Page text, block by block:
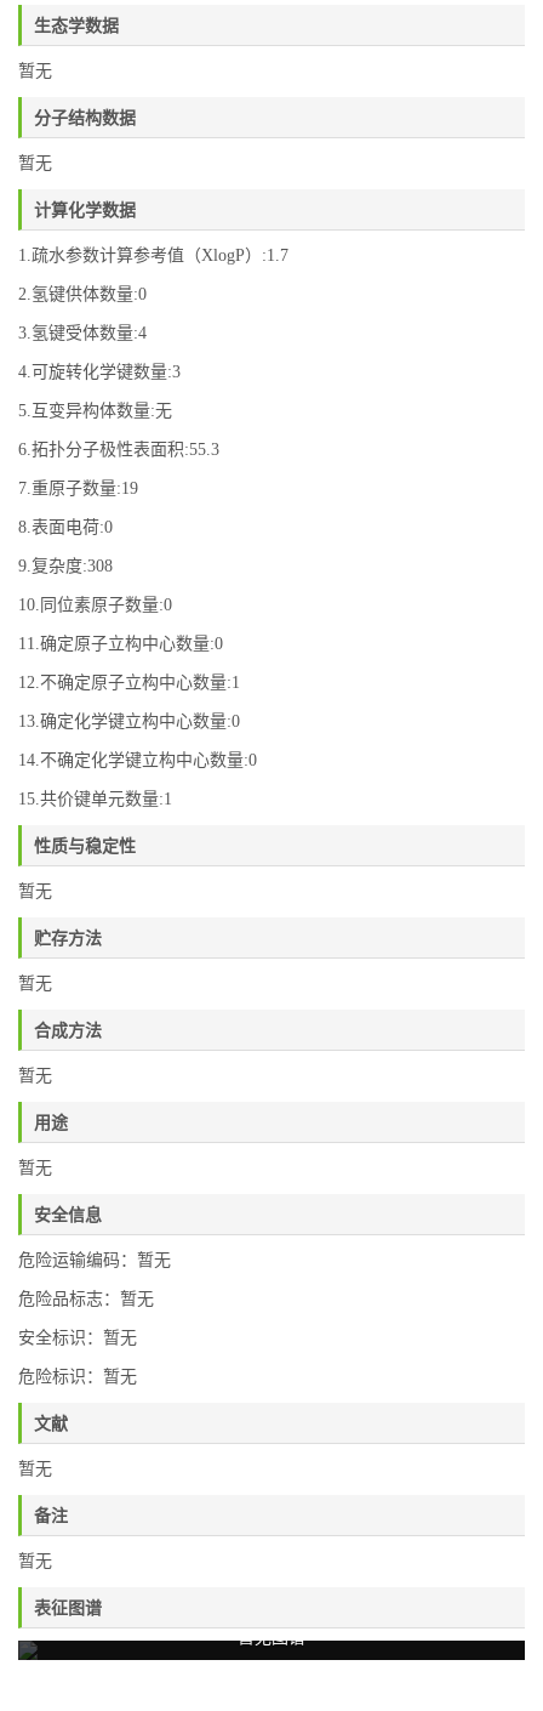
生态学数据
暂无
分子结构数据
暂无
计算化学数据
1.疏水参数计算参考值（XlogP）:1.7
2.氢键供体数量:0
3.氢键受体数量:4
4.可旋转化学键数量:3
5.互变异构体数量:无
6.拓扑分子极性表面积:55.3
7.重原子数量:19
8.表面电荷:0
9.复杂度:308
10.同位素原子数量:0
11.确定原子立构中心数量:0
12.不确定原子立构中心数量:1
13.确定化学键立构中心数量:0
14.不确定化学键立构中心数量:0
15.共价键单元数量:1
性质与稳定性
暂无
贮存方法
暂无
合成方法
暂无
用途
暂无
安全信息
危险运输编码：暂无
危险品标志：暂无
安全标识：暂无
危险标识：暂无
文献
暂无
备注
暂无
表征图谱
暂无图谱